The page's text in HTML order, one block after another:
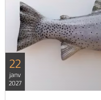
22
janv
2027